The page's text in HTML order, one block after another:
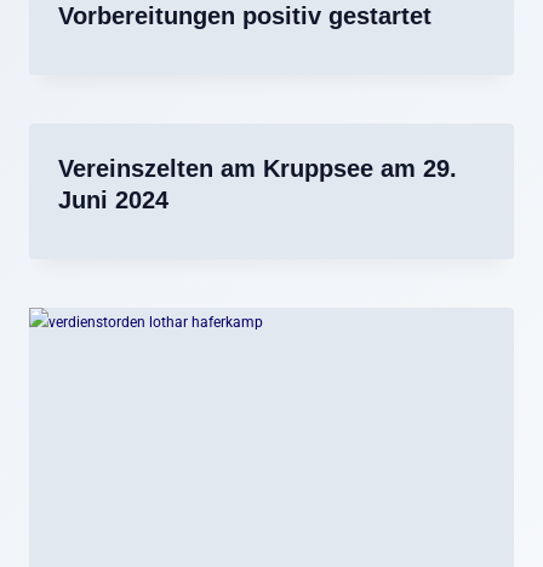
Vorbereitungen positiv gestartet
Vereinszelten am Kruppsee am 29.
Juni 2024